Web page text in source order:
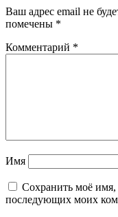
Ваш адрес email не
помечены *
Комментарий *
Имя
Сохранить моё имя,
последующих моих